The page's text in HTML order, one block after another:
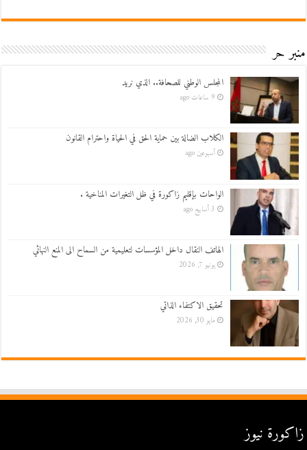
منبر حر
المجلس الوطني للصحافة.. الذي نريد
9 ساعات ago
الكلاب الضالة بين حماية الحق في الحياة واحترام القانون
أسبوعين ago
الواحات بإقليم زاكورة في ظل التغيرات المناخية .
3 أسابيع ago
الهاتف النقال داخل المؤسسات لتعليمية من السماح الى المنع النهائي
يونيو 7, 2026
تحقيق الاكتفاء الذاتي
مايو 30, 2026
زاكورة نيوز